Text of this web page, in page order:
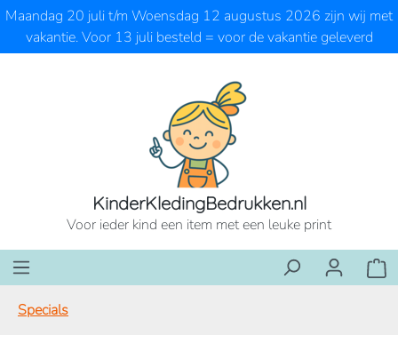
Ga naar de hoofdinhoud
Maandag 20 juli t/m Woensdag 12 augustus 2026 zijn wij met
vakantie. Voor 13 juli besteld = voor de vakantie geleverd
KinderKledingBedrukken.nl
Voor ieder kind een item met een leuke print
Specials